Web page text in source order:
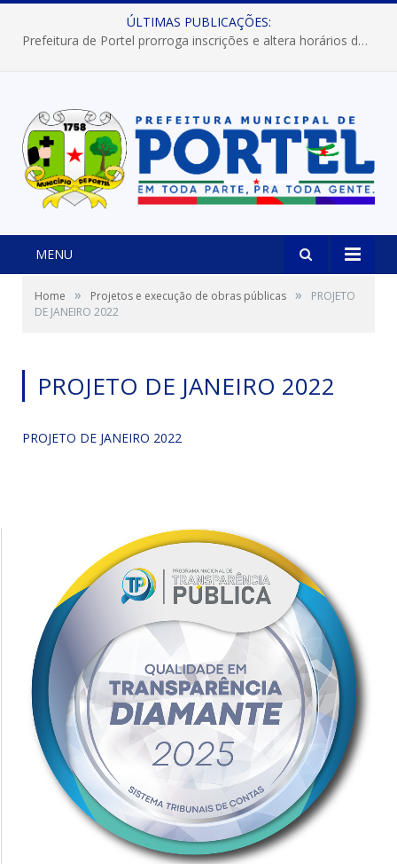
ÚLTIMAS PUBLICAÇÕES:
Prefeitura de Portel prorroga inscrições e altera horários dos concursos “Musa” e “Miss Mix Verão 2026”
MENU
Home » Projetos e execução de obras públicas »
PROJETO
DE JANEIRO 2022
PROJETO DE JANEIRO 2022
PROJETO DE JANEIRO 2022